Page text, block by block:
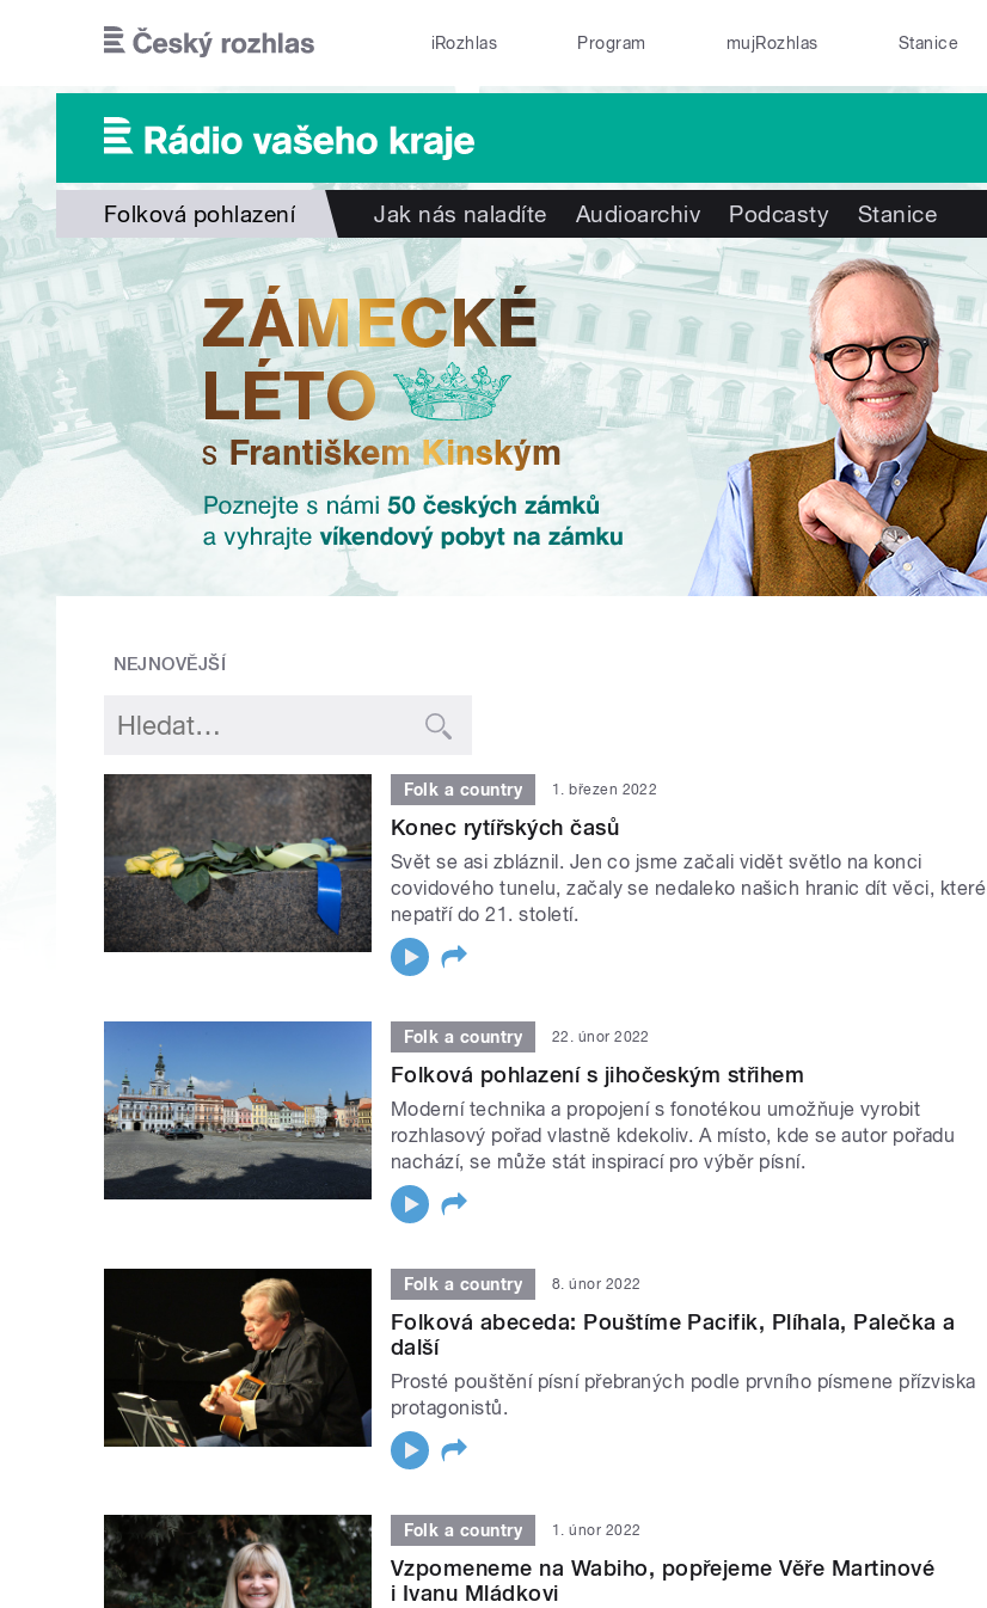
iRozhlas Program mujRozhlas Stanice
Folková pohlazení Jak nás naladíte Audioarchiv Podcasty Stanice
NEJNOVĚJŠÍ
Folk a country 1. březen 2022
Konec rytířských časů
Svět se asi zbláznil. Jen co jsme začali vidět světlo na konci
covidového tunelu, začaly se nedaleko našich hranic dít věci, které
nepatří do 21. století.
Folk a country 22. únor 2022
Folková pohlazení s jihočeským střihem
Moderní technika a propojení s fonotékou umožňuje vyrobit
rozhlasový pořad vlastně kdekoliv. A místo, kde se autor pořadu
nachází, se může stát inspirací pro výběr písní.
Folk a country 8. únor 2022
Folková abeceda: Pouštíme Pacifik, Plíhala, Palečka a
další
Prosté pouštění písní přebraných podle prvního písmene přízviska
protagonistů.
Folk a country 1. únor 2022
Vzpomeneme na Wabiho, popřejeme Věře Martinové
i Ivanu Mládkovi